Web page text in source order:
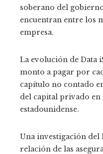
soberano del
encuentran entre los
empresa.
La evolución de Data
monto a pagar por
capítulo no contado
del capital privado en
estadounidense.
Una investigación del
relación de las